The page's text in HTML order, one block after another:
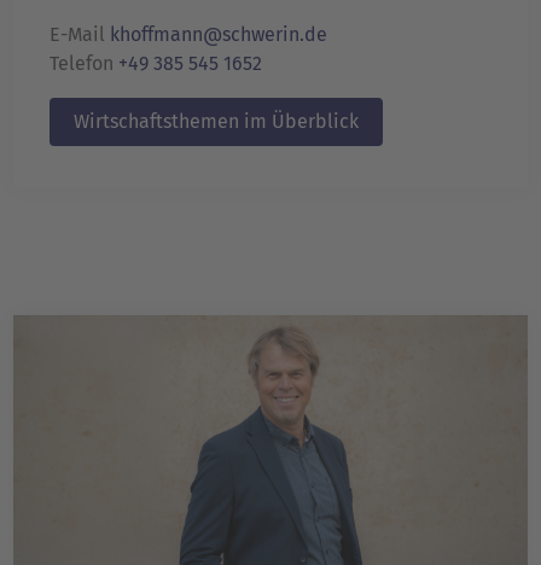
E-Mail
khoffmann@schwerin.de
Telefon +49 385 545 1652
Wirtschaftsthemen im Überblick